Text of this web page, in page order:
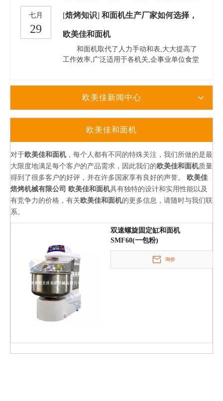
规厂家生产的，这个说起来可能是废话。正规
问题。特别要注意和面机的散热功能，在不断
搅拌的过程中，和面机很容易升温，而散热好
的和面使用寿命才会更长些。
展面筋，成为具有一定弹性、伸缩性和流动均
来： A、搅---搅黄油、搅奶酪、搅鲜奶、
打鸡蛋等; B、揉---揉面团 C、拌---打
果汁、拌果酱、拌面、拌冰沙、拌凉菜
习惯相近的韩国、香港等地区平均每人每年仅
七月
29
[焙烤知识] 和面机生产厂家如何选择，
欧美佳和面机
和面机取代了人力手动和表,大大提高了
工作效率,广泛适用于各机关,企事业单位食堂
机呢? 1、根据物种欧美佳和面机可分为真
空和面机和非真空和面机,真空和面机是模拟
是平衡的,拉力是远远优于其他形状和面机的
和面效果.货物的处理,质感光滑,透明度高,弹
性好.适用于大型工厂,食堂,酒店等场所.
2、和面机根据使用场所的不同可分为家用和
面机、大型电动和面机.两者之间最大的区别
就是和面的速度不相同.家用和面机速度较小,
适合家庭、面包店等场所
欧美佳新闻中心
欧美佳和面机
对于欧美佳和面机，每个人都有不同的特殊关注，我们所做的是最
大限度地满足每个客户的产品需求，因此我们的 欧美佳和面机质量
得到了很多客户的好评，并在许多国家享有良好的声誉。
欧美佳
焙烤机械有限公司
欧美佳和面机具有独特的设计和实用性能以及
有竞争力的价格，有关 欧美佳和面机的更多信息，请随时与我们联
系。
双速螺旋固定缸和面机
SMF60(一包粉)
询价